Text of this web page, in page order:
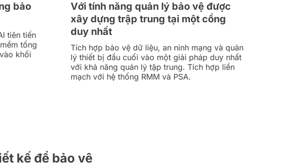
bảo
tiên tiến
tống
khối
Với tính năng quản lý bảo vệ được
xây dựng trập trung tại một cổng
duy nhất
Tích hợp bảo vệ dữ liệu, an ninh mạng và quản
lý thiết bị đầu cuối vào một giải pháp duy nhất
với khả năng quản lý tập trung. Tích hợp liền
mạch với hệ thống RMM và PSA.
kế để bảo vệ